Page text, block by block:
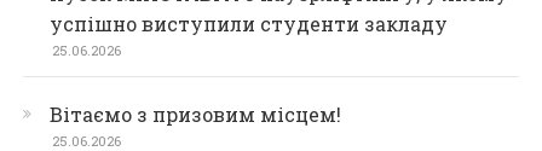
успішно виступили студенти закладу
25.06.2026
Вітаємо з призовим місцем!
25.06.2026